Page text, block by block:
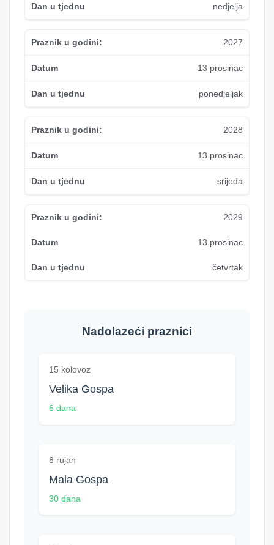
nedjelja
2027
13 prosinac
ponedjeljak
2028
13 prosinac
srijeda
2029
13 prosinac
četvrtak
Nadolazeći praznici
15 kolovoz
Velika Gospa
6 dana
8 rujan
Mala Gospa
30 dana